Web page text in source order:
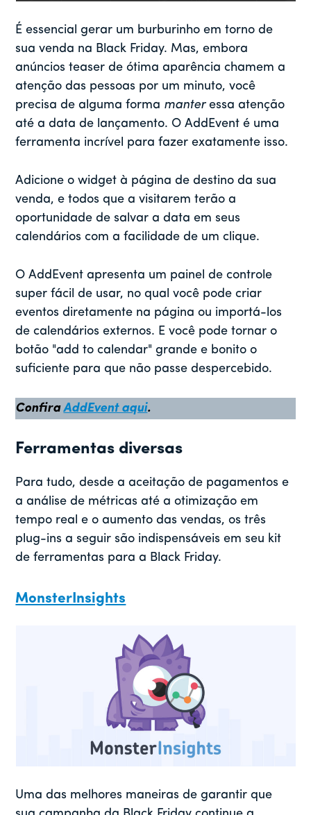
É essencial gerar um burburinho em torno de
sua venda na Black Friday. Mas, embora
anúncios teaser de ótima aparência chamem a
atenção das pessoas por um minuto, você
precisa de alguma forma manteressa atenção
até a data de lançamento. O AddEvent é uma
ferramenta incrível para fazer exatamente isso.
Adicione o widget à página de destino da sua
venda, e todos que a visitarem terão a
oportunidade de salvar a data em seus
calendários com a facilidade de um clique.
O AddEvent apresenta um painel de controle
super fácil de usar, no qual você pode criar
eventos diretamente na página ou importá-los
de calendários externos. E você pode tornar o
botão "add to calendar" grande e bonito o
suficiente para que não passe despercebido.
ConfiraAddEvent aqui.
Ferramentas diversas
Para tudo, desde a aceitação de pagamentos e
a análise de métricas até a otimização em
tempo real e o aumento das vendas, os três
plug-ins a seguir são indispensáveis em seu kit
de ferramentas para a Black Friday.
MonsterInsights
Uma das melhores maneiras de garantir que